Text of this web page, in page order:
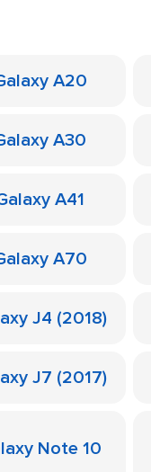
A20
A30
A41
A70
J4 (2018)
J7 (2017)
Note 10